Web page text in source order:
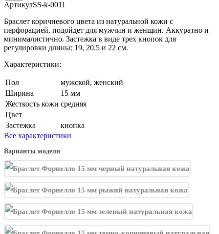
АртикулSS-k-0011
Браслет коричневого цвета из натуральной кожи с
перфорацией, подойдет для мужчин и женщин. Аккуратно и
минималистично. Застежка в виде трех кнопок для
регулировки длины: 19, 20.5 и 22 см.
Характеристики:
Пол
мужской, женский
Ширина
15 мм
Жесткость кожи средняя
Цвет
Застежка
кнопка
Все характеристики
Варианты модели